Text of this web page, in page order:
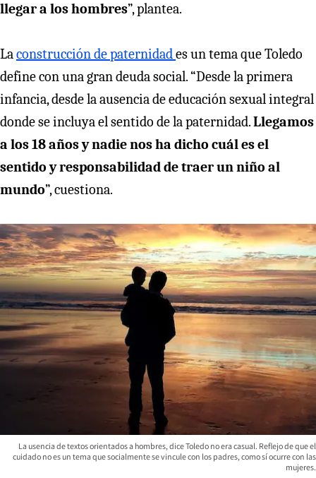
llegar a los hombres”, plantea.
Laconstrucción de paternidades un tema que Toledo
define con una gran deuda social. “Desde la primera
infancia, desde la ausencia de educación sexual integral
donde se incluya el sentido de la paternidad.Llegamos
a los 18 años y nadie nos ha dicho cuál es el
sentido y responsabilidad de traer un niño al
mundo”, cuestiona.
La usencia de textos orientados a hombres, dice Toledo no era casual. Reflejo de que el
cuidado no es un tema que socialmente se vincule con los padres, como sí ocurre con las
mujeres.